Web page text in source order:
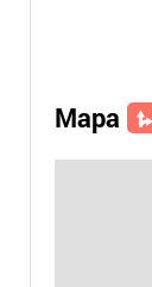
Mapa